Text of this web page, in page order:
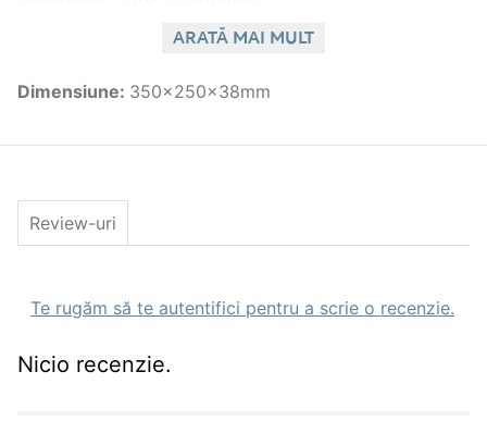
Dimensiunile compartimentului: 1x(8,5x21,5x4,2cm),
ARATĂ MAI MULT
Dimensiune: 350x250x38mm
Review-uri
Te rugăm să te autentifici pentru a scrie o recenzie.
Nicio recenzie.